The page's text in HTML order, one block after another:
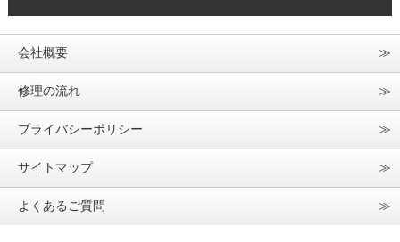
会社概要
修理の流れ
プライバシーポリシー
サイトマップ
よくあるご質問